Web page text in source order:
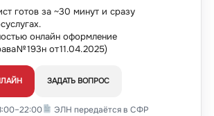
готов за ~30 минут и сразу
онлайн оформление
№ 193н от 11.04.2025)
ЗАДАТЬ ВОПРОС
ЭЛН передаётся в СФР